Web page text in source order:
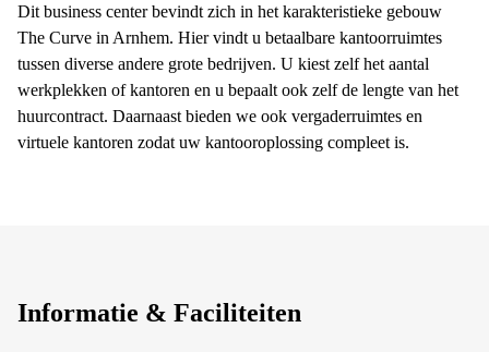
Dit business center bevindt zich in het karakteristieke gebouw
The Curve in Arnhem. Hier vindt u betaalbare kantoorruimtes
tussen diverse andere grote bedrijven. U kiest zelf het aantal
werkplekken of kantoren en u bepaalt ook zelf de lengte van het
huurcontract. Daarnaast bieden we ook vergaderruimtes en
virtuele kantoren zodat uw kantooroplossing compleet is.
Informatie & Faciliteiten